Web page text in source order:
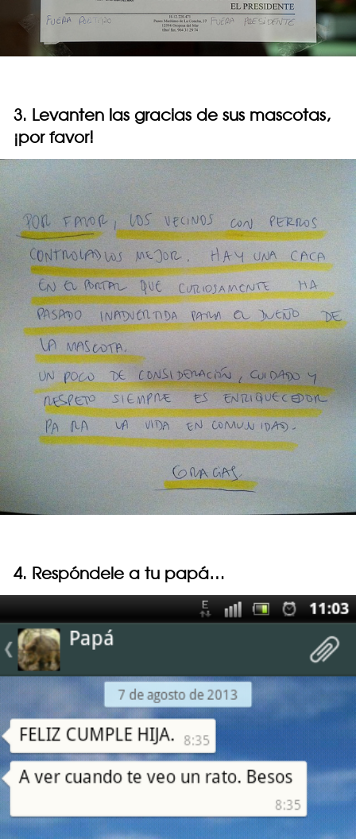
3. Levanten las gracias de sus mascotas,
¡por favor!
4. Respóndele a tu papá…